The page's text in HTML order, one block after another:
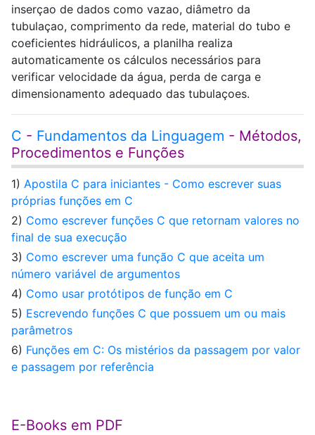
inserçao de dados como vazao, diâmetro da
tubulaçao, comprimento da rede, material do tubo e
coeficientes hidráulicos, a planilha realiza
automaticamente os cálculos necessários para
verificar velocidade da água, perda de carga e
dimensionamento adequado das tubulaçoes.
C - Fundamentos da Linguagem - Métodos,
Procedimentos e Funções
1) Apostila C para iniciantes - Como escrever suas
próprias funções em C
2) Como escrever funções C que retornam valores no
final de sua execução
3) Como escrever uma função C que aceita um
número variável de argumentos
4) Como usar protótipos de função em C
5) Escrevendo funções C que possuem um ou mais
parâmetros
6) Funções em C: Os mistérios da passagem por valor
e passagem por referência
E-Books em PDF